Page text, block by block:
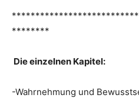
********
Die einzelnen Kapitel:
-Wahrnehmung und